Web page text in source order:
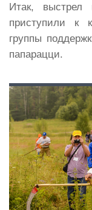
Итак, выстрел
приступили к
группы
папарацци.